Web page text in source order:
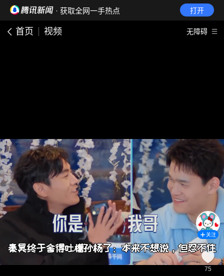
· 获取全网一手热点 打开
首页 视频 无障碍
关注
75